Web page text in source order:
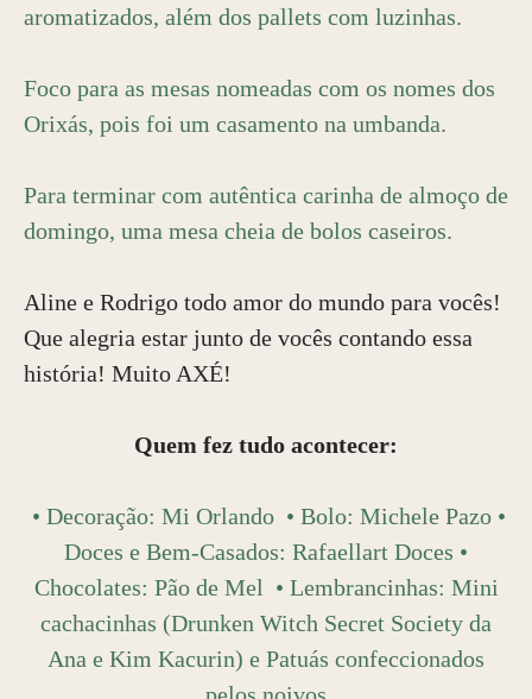
aromatizados, além dos pallets com luzinhas.
Foco para as mesas nomeadas com os nomes dos
Orixás, pois foi um casamento na umbanda.
Para terminar com autêntica carinha de almoço de
domingo, uma mesa cheia de bolos caseiros.
Aline e Rodrigo todo amor do mundo para vocês!
Que alegria estar junto de vocês contando essa
história! Muito AXÉ!
Quem fez tudo acontecer:
• Decoração: Mi Orlando • Bolo: Michele Pazo •
Doces e Bem-Casados: Rafaellart Doces •
Chocolates: Pão de Mel • Lembrancinhas: Mini
cachacinhas (Drunken Witch Secret Society da
Ana e Kim Kacurin) e Patuás confeccionados